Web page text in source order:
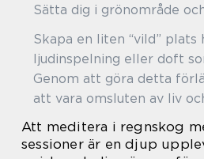
Sätta dig i grönområde
Skapa en liten “vild” plats
ljudinspelning eller doft
Genom att göra detta
att vara omsluten av liv
Att meditera i regnskog
sessioner är en djup